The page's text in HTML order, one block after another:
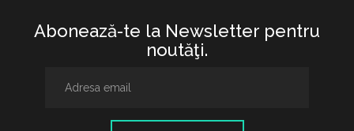
Abonează-te la Newsletter pentru
noutăţi.